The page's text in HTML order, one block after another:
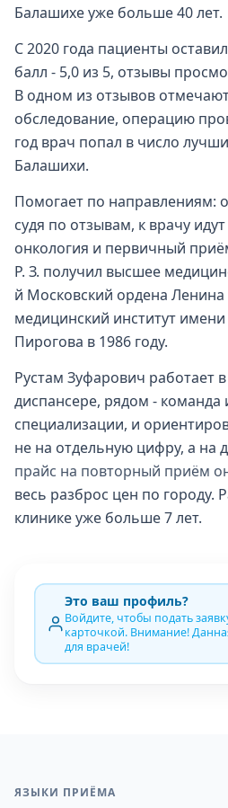
Балашихе уже больше 40 лет.
С 2020 года пациенты
балл - 5,0 из 5, отзывы
В одном из отзывов
обследование, операцию
год врач попал в число
Балашихи.
Помогает по направлениям:
судя по отзывам, к врачу идут
онкология и первичный
Р. З. получил высшее
й Московский ордена Ленина
медицинский институт
Пирогова в 1986 году.
Рустам Зуфарович работает
диспансере, рядом - команда
специализации, и
не на отдельную цифру, а на
прайс на повторный приём
весь разброс цен по городу.
клинике уже больше 7 лет.
Это ваш профиль?
Войдите, чтобы подать
карточкой. Внимание!
для врачей!
ЯЗЫКИ ПРИЁМА